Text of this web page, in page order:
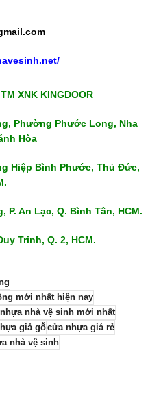
XNK KINGDOOR
Phường Phước Long, Nha
Hòa
Hiệp Bình Phước, Thủ Đức,
An Lạc, Q. Bình Tân, HCM.
Trinh, Q. 2, HCM.
mới nhất hiện nay
nhà vệ sinh mới nhất
giả gỗcửa nhựa giá rẻ
nhà vệ sinh